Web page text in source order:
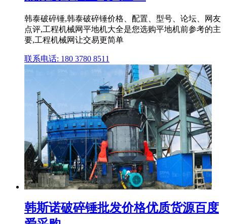
韩泰破碎锤,韩泰破碎锤价格、配置、型号、论坛、网友
点评,工程机械网平地机大全是您选购平地机前参考的主
要,工程机械网让交易更简单
联系电话: 180 3780 8511
韩斯诺破碎锤批发价格优质货源百度